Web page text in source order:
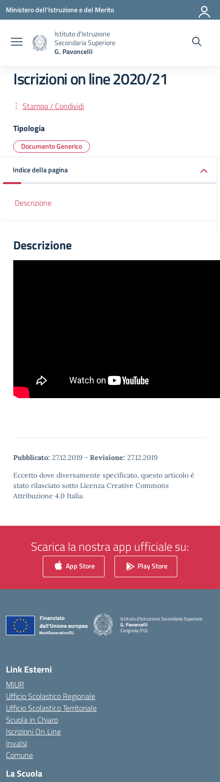
Vai ai contenuti
Vai al menu di navigazione
Vai al footer
Ministero dell'Istruzione e del Merito
Istituto d'Istruzione
Secondaria Superiore
G. Pavoncelli
Iscrizioni on line 2020/21
Stampa / Condividi
Tipologia
Documento Generico
Indice della pagina
Descrizione
Descrizione
Pubblicato: 27.12.2019 - Revisione: 27.12.2019
Eccetto dove diversamente specificato, questo articolo è
stato rilasciato sotto Licenza Creative Commons
Attribuzione 4.0 Italia.
Scarica la nostra app ufficiale su:
App Store Play Store
Istituto d'Istruzione Secondaria Superiore
G. Pavoncelli
Cerignola (FG)
— Visita la pagina iniziale della scuola
Link Esterni
MIUR
Ufficio Scolastico Regionale
Ufficio Scolastico Territoriale
Scuola in Chiaro
Iscrizioni On Line
Invalsi
Comune
La Scuola